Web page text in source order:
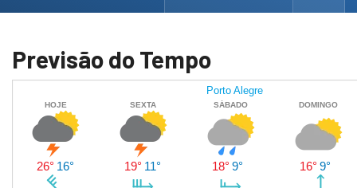
Previsão do Tempo